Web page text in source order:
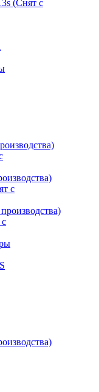
(Снят с
с